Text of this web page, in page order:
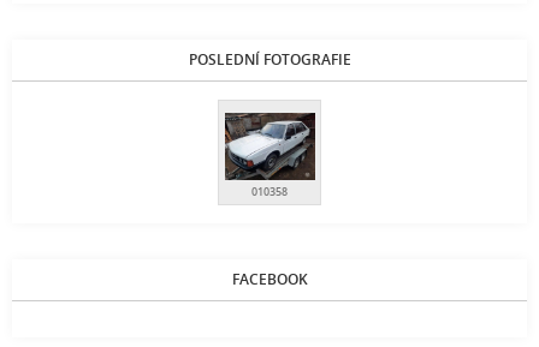
POSLEDNÍ FOTOGRAFIE
010358
FACEBOOK